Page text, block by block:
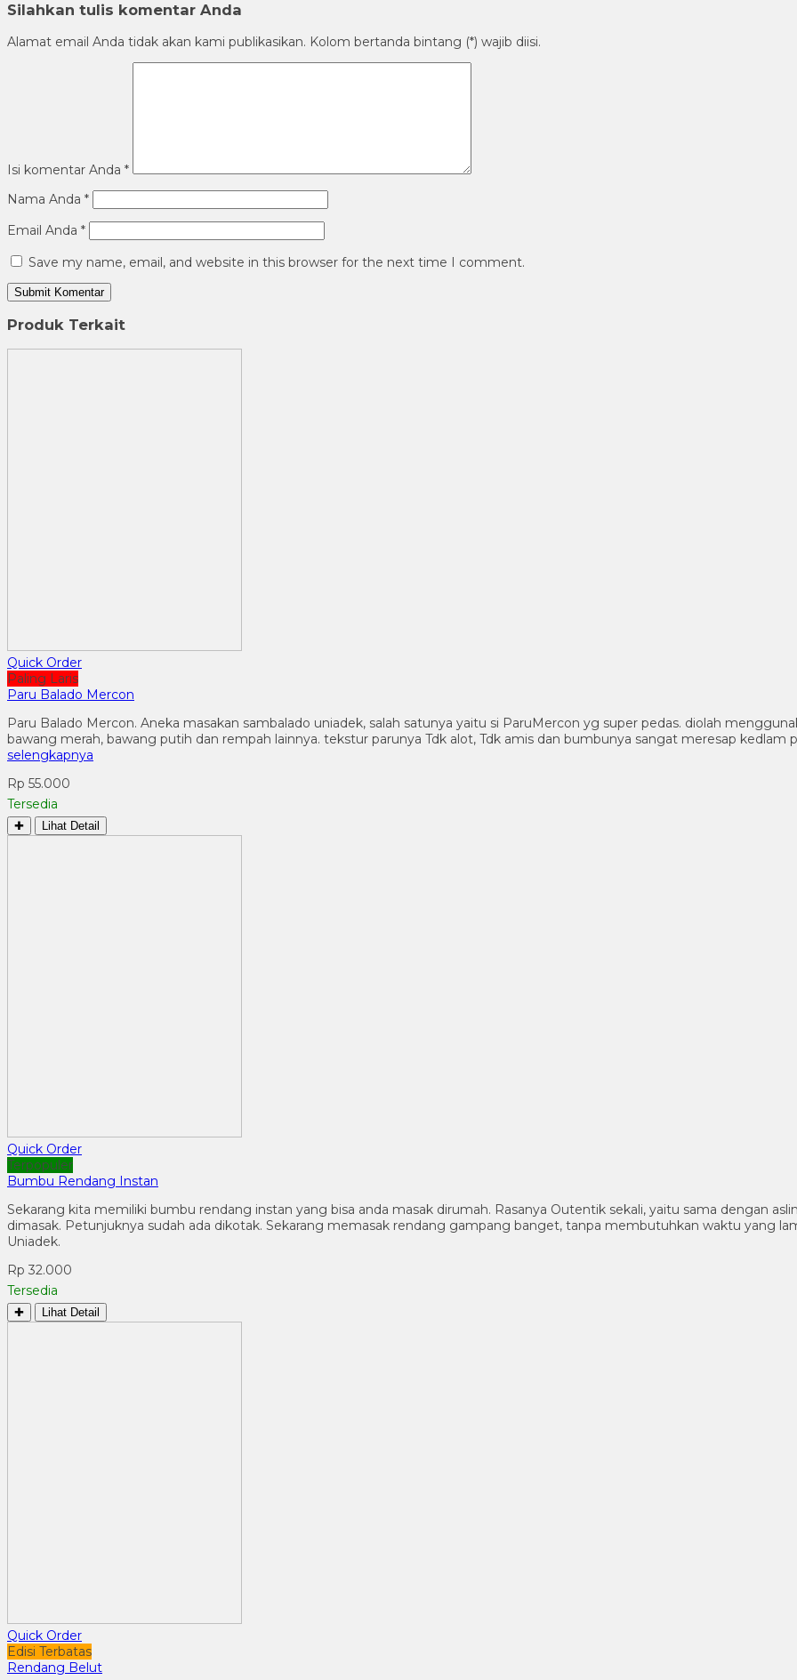
Silahkan tulis komentar Anda
Alamat email Anda tidak akan kami publikasikan. Kolom bertanda bintang (*) wajib diisi.
Isi komentar Anda *
Nama Anda *
Email Anda *
Save my name, email, and website in this browser for the next time I comment.
Produk Terkait
Quick Order
Paling Laris
Paru Balado Mercon
Paru Balado Mercon. Aneka masakan sambalado uniadek, salah satunya yaitu si ParuMercon yg super pedas. diolah
bawang merah, bawang putih dan rempah lainnya. tekstur parunya Tdk alot, Tdk amis dan bumbunya sangat meresap kedlam
selengkapnya
Rp 55.000
Tersedia
✚ Lihat Detail
Quick Order
Terpopuler
Bumbu Rendang Instan
Sekarang kita memiliki bumbu rendang instan yang bisa anda masak dirumah. Rasanya Outentik sekali, yaitu sama dengan
dimasak. Petunjuknya sudah ada dikotak. Sekarang memasak rendang gampang banget, tanpa membutuhkan waktu yang
Uniadek.
Rp 32.000
Tersedia
✚ Lihat Detail
Quick Order
Edisi Terbatas
Rendang Belut